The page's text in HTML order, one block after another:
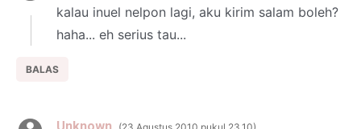
kalau inuel nelpon lagi, aku kirim salam boleh?
haha... eh serius tau...
BALAS